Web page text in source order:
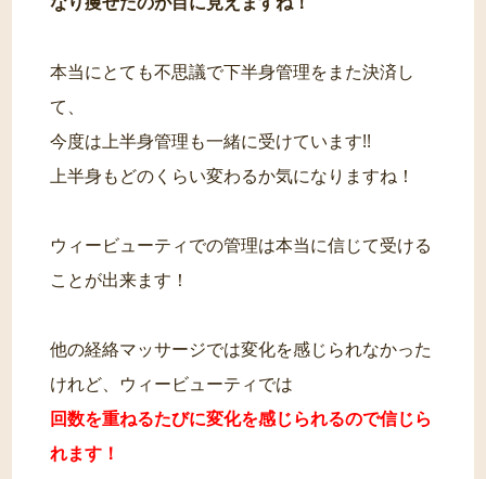
本当にとても不思議で下半身管理をまた決済し
て、
今度は上半身管理も一緒に受けています!!
上半身もどのくらい変わるか気になりますね！
ウィービューティでの管理は本当に信じて受ける
ことが出来ます！
他の経絡マッサージでは変化を感じられなかった
けれど、ウィービューティでは
回数を重ねるたびに変化を感じられるので信じら
れます！